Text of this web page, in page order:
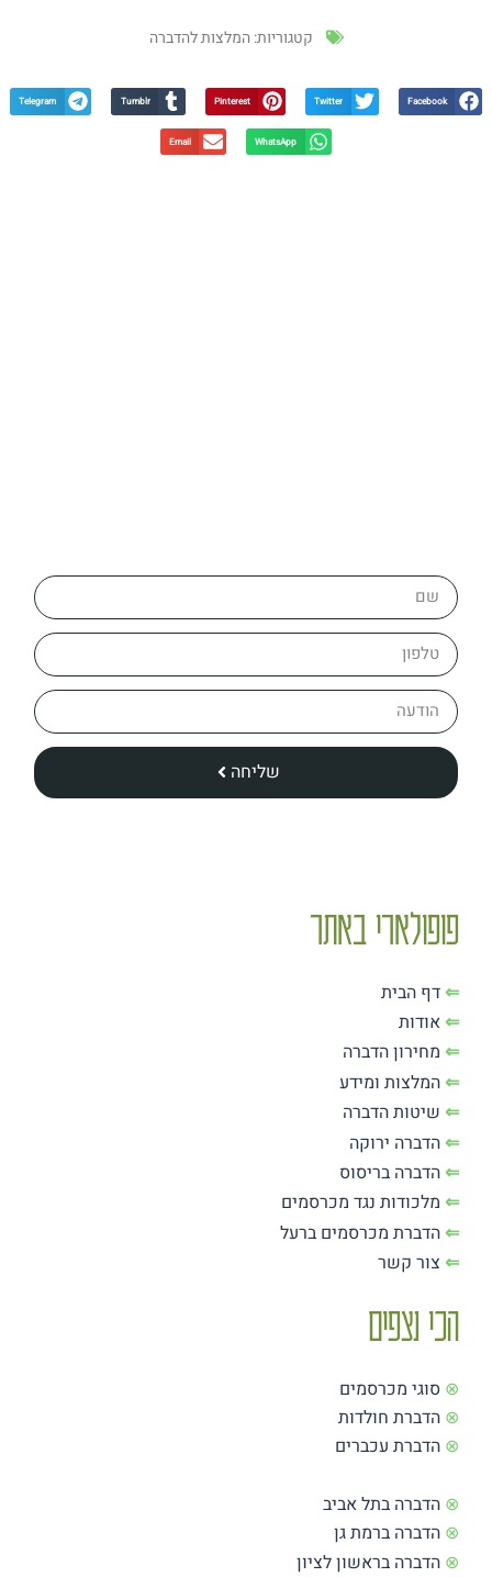
קטגוריות:המלצות להדברה
Facebook
Twitter
Pinterest
Tumblr
Telegram
WhatsApp
Email
שליחה
פופולארי באתר
⇐דף הבית
⇐אודות
⇐ מחירון הדברה
⇐המלצות ומידע
⇐ שיטות הדברה
⇐הדברה ירוקה
⇐הדברה בריסוס
⇐ מלכודות נגד מכרסמים
⇐הדברת מכרסמים ברעל
⇐ צור קשר
הכי נצפים
⊗ סוגי מכרסמים
⊗ הדברת חולדות
⊗ הדברת עכברים
⊗ הדברה בתל אביב
⊗ הדברה ברמת גן
⊗ הדברה בראשון לציון